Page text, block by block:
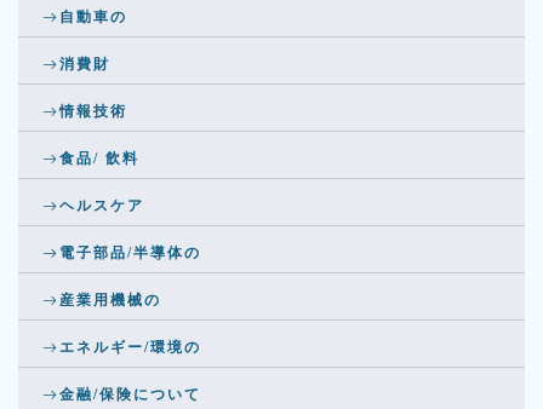
自動車の
消費財
情報技術
食品/ 飲料
ヘルスケア
電子部品/半導体の
産業用機械の
エネルギー/環境の
金融/保険について